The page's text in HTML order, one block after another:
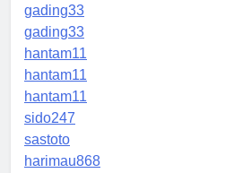
gading33
gading33
hantam11
hantam11
hantam11
sido247
sastoto
harimau868